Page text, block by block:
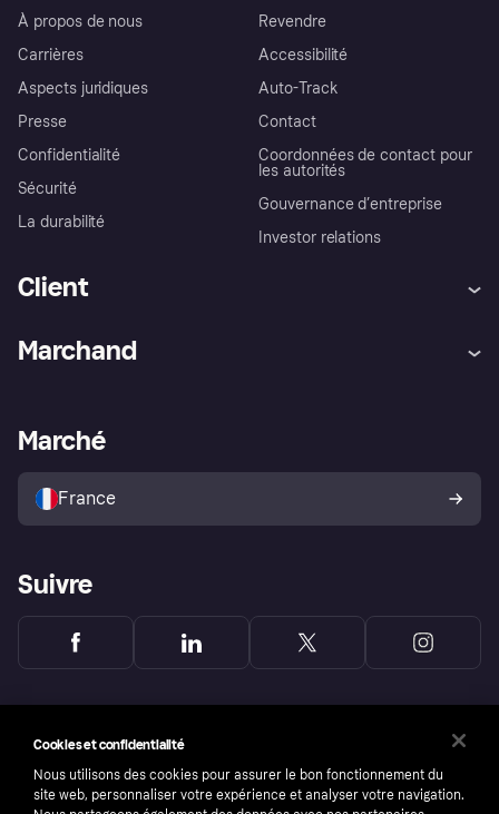
À propos de nous
Carrières
Aspects juridiques
Presse
Confidentialité
Sécurité
La durabilité
Revendre
Accessibilité
Auto-Track
Contact
Coordonnées de contact pour
les autorités
Gouvernance d’entreprise
Investor relations
Client
Explorez les magasins
Politique de protection de
l’acheteur Klarna
Marchand
Portail Marchand
Marché
France
Suivre
Cookies et confidentialité
Nous utilisons des cookies pour assurer le bon fonctionnement du
site web, personnaliser votre expérience et analyser votre navigation.